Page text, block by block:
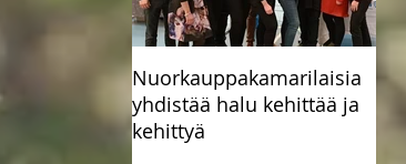
Nuorkauppakamarilaisia
yhdistää halu kehittää ja
kehittyä